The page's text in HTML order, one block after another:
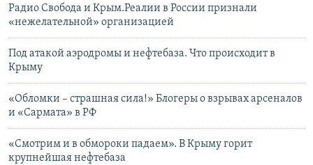
Радио Свобода и Крым.Реалии в России признали
«нежелательной» организацией
Под атакой аэродромы и нефтебаза. Что происходит в
Крыму
«Обломки – страшная сила!» Блогеры о взрывах арсеналов
и «Сармата» в РФ
«Смотрим и в обмороки падаем». В Крыму горит
крупнейшая нефтебаза